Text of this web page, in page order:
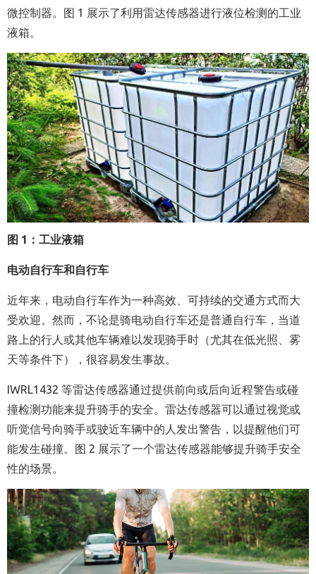
微控制器。图 1 展示了利用雷达传感器进行液位检测的工业
液箱。
图 1 ：工业液箱
电动自行车和自行车
近年来，电动自行车作为一种高效、可持续的交通方式而大
受欢迎。然而，不论是骑电动自行车还是普通自行车，当道
路上的行人或其他车辆难以发现骑手时（尤其在低光照、雾
天等条件下），很容易发生事故。
IWRL1432 等雷达传感器通过提供前向或后向近程警告或碰
撞检测功能来提升骑手的安全。雷达传感器可以通过视觉或
听觉信号向骑手或驶近车辆中的人发出警告，以提醒他们可
能发生碰撞。图 2 展示了一个雷达传感器能够提升骑手安全
性的场景。